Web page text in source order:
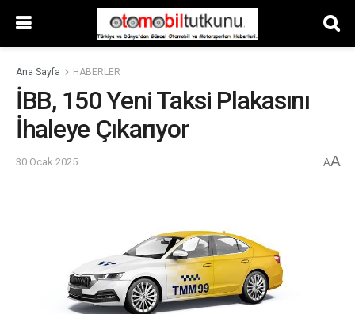
Ana Sayfa HABERLER
İBB, 150 Yeni Taksi Plakasını
İhaleye Çıkarıyor
30 Ocak 2025 AA